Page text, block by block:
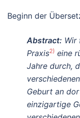
Beginn der
Abstract: Wir
Praxis2) eine
Jahre durch,
Geburt an
einzigartige